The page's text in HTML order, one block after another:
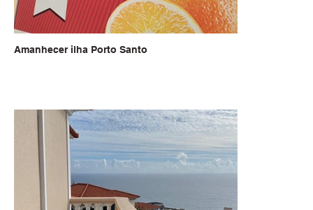
Amanhecer ilha Porto Santo